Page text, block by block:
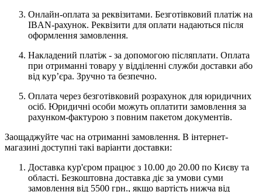
Онлайн-оплата за реквізитами. Безготівковий платіж на
IBAN-рахунок. Реквізити для оплати надаються після
оформлення замовлення.
Накладений платіж - за допомогою післяплати. Оплата
при отриманні товару у відділенні служби доставки або
від кур’єра. Зручно та безпечно.
Оплата через безготівковий розрахунок для юридичних
осіб. Юридичні особи можуть оплатити замовлення за
рахунком-фактурою з повним пакетом документів.
Заощаджуйте час на отриманні замовлення. В інтернет-
магазині доступні такі варіанти доставки:
Доставка кур'єром працює з 10.00 до 20.00 по Києву та
області. Безкоштовна доставка діє за умови суми
замовлення від 5500 грн., якщо вартість нижча від